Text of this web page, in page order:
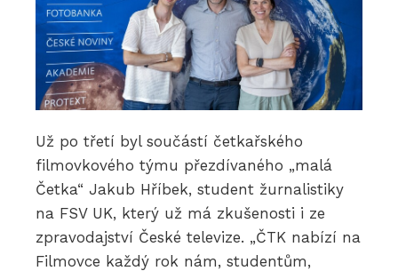
Už po třetí byl součástí četkařského
filmovkového týmu přezdívaného „malá
Četka“ Jakub Hříbek, student žurnalistiky
na FSV UK, který už má zkušenosti i ze
zpravodajství České televize. „ČTK nabízí na
Filmovce každý rok nám, studentům,